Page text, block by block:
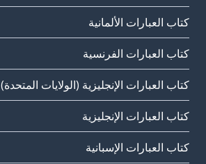
كتاب العبارات الألمانية
كتاب العبارات الفرنسية
كتاب العبارات الإنجليزية (الولايات المتحدة)
كتاب العبارات الإنجليزية
كتاب العبارات الإسبانية